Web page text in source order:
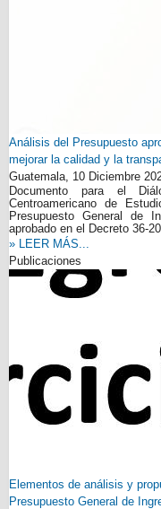
Análisis del Presupuesto
mejorar la calidad y la
Guatemala, 10 Diciembre
Documento para el
Centroamericano de
Presupuesto General de
aprobado en el Decreto 36-
» LEER MÁS...
Publicaciones
Elementos de análisis y
Presupuesto General de